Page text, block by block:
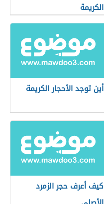
الكريمة
أين توجد الأحجار الكريمة
كيف أعرف حجر الزمرد